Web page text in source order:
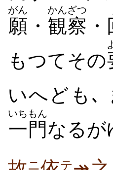
願
がん
・ 観察
かんざつ
・
もつてその
いへども､
一門
いちもん
なるが
ニ テ